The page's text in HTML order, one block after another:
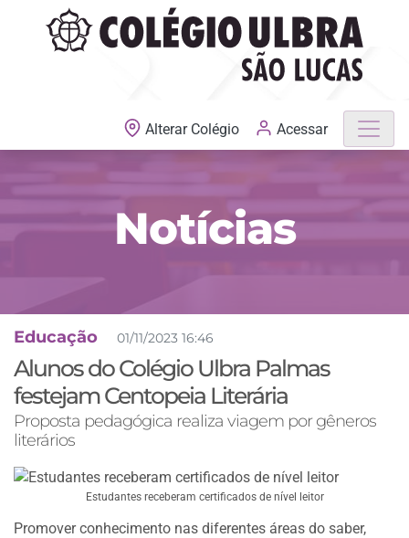
MATRÍCULAS ABERTAS
Alterar Colégio Acessar
Notícias
Educação 01/11/2023 16:46
Alunos do Colégio Ulbra Palmas
festejam Centopeia Literária
Proposta pedagógica realiza viagem por gêneros
literários
Estudantes receberam certificados de nível leitor
Promover conhecimento nas diferentes áreas do saber,